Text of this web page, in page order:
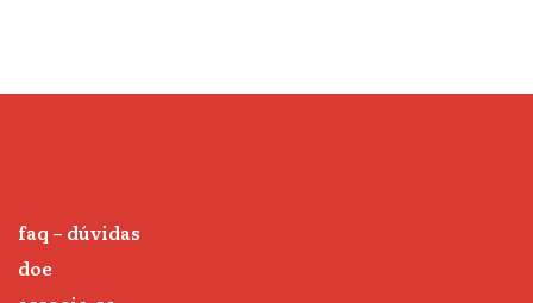
faq – dúvidas
doe